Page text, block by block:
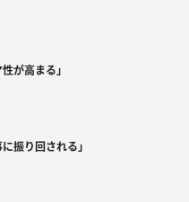
が高まる」
振り回される」